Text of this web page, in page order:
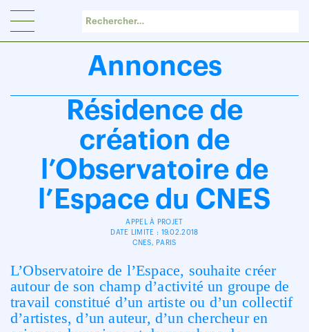
Annonces
Résidence de
création de
l’Observatoire de
l’Espace du CNES
APPEL À PROJET
DATE LIMITE : 19.02.2018
CNES, PARIS
L’Observatoire de l’Espace, souhaite créer
autour de son champ d’activité un groupe de
travail constitué d’un artiste ou d’un collectif
d’artistes, d’un auteur, d’un chercheur en